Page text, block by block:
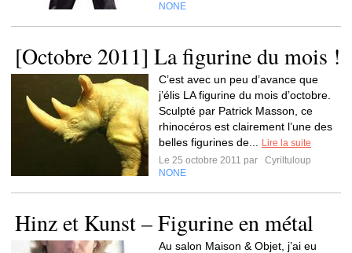
NONE
[Octobre 2011] La figurine du mois !
C’est avec un peu d’avance que
j’élis LA figurine du mois d’octobre.
Sculpté par Patrick Masson, ce
rhinocéros est clairement l’une des
belles figurines de...
Lire la suite
Le 25 octobre 2011 par
Cyriltuloup
NONE
Hinz et Kunst – Figurine en métal
Au salon Maison & Objet, j’ai eu